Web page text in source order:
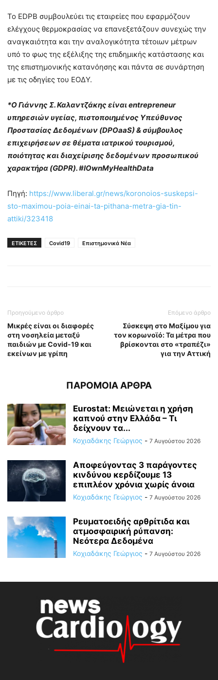
Το EDPB συμβουλεύει τις εταιρείες που εφαρμόζουν
ελέγχους θερμοκρασίας να επανεξετάζουν συνεχώς την
αναγκαιότητα και την αναλογικότητα τέτοιων μέτρων
υπό το φως της εξέλιξης της επιδημικής κατάστασης και
της επιστημονικής κατανόησης και πάντα σε συνάρτηση
με τις οδηγίες του ΕΟΔΥ.
*Ο Γιάννης Σ. Καλαντζάκης είναι entrepreneur
υπηρεσιών υγείας, πιστοποιημένος Υπεύθυνος
Προστασίας Δεδομένων (DPOaaS) & σύμβουλος
επιχειρήσεων σε θέματα ιατρικού τουρισμού,
ποιότητας και διαχείρισης δεδομένων προσωπικού
χαρακτήρα (GDPR). #IOwnMyHealthData
Πηγή: https://www.liberal.gr/news/koronoios-suskepsi-
sto-maximou-poia-einai-ta-pithana-metra-gia-tin-
attiki/323418
ΕΤΙΚΕΤΕΣ Covid19 Επιστημονικά Νέα
Προηγούμενο άρθρο
Μικρές είναι οι διαφορές
στη νοσηλεία μεταξύ
παιδιών με Covid-19 και
εκείνων με γρίπη
Επόμενο άρθρο
Σύσκεψη στο Μαξίμου για
τον κορωνοϊό: Τα μέτρα που
βρίσκονται στο «τραπέζι»
για την Αττική
ΠΑΡΟΜΟΙΑ ΑΡΘΡΑ
Eurostat: Μειώνεται η χρήση
καπνού στην Ελλάδα – Τι
δείχνουν τα...
Κοχιαδάκης Γεώργιος - 7 Αυγούστου 2026
Αποφεύγοντας 3 παράγοντες
κινδύνου κερδίζουμε 13
επιπλέον χρόνια χωρίς άνοια
Κοχιαδάκης Γεώργιος - 7 Αυγούστου 2026
Ρευματοειδής αρθρίτιδα και
ατμοσφαιρική ρύπανση:
Νεότερα Δεδομένα
Κοχιαδάκης Γεώργιος - 7 Αυγούστου 2026